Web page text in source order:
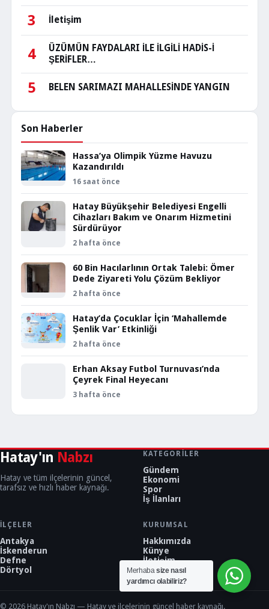
3 İletişim
4
ÜZÜMÜN FAYDALARI İLE İLGİLİ HADİS-İ
ŞERİFLER…
5 BELEN SARIMAZI MAHALLESİNDE YANGIN
Son Haberler
Hassa’ya Olimpik Yüzme Havuzu
Kazandırıldı
16 saat önce
Hatay Büyükşehir Belediyesi Engelli
Cihazları Bakım ve Onarım Hizmetini
Sürdürüyor
2 hafta önce
60 Bin Hacılarlının Ortak Talebi: Ömer
Dede Ziyareti Yolu Çözüm Bekliyor
2 hafta önce
Hatay’da Çocuklar İçin ‘Mahallemde
Şenlik Var’ Etkinliği
2 hafta önce
Erhan Aksay Futbol Turnuvası’nda
Çeyrek Final Heyecanı
3 hafta önce
Hatay'ın Nabzı
Hatay ve tüm ilçelerinin güncel,
tarafsız ve hızlı haber kaynağı.
KATEGORILER
Gündem
Ekonomi
Spor
İş İlanları
İLÇELER
Antakya
İskenderun
Defne
Dörtyol
KURUMSAL
Hakkımızda
Künye
İletişim
© 2026 Hatay'ın Nabzı — Hatay ve ilçelerinin güncel haber kaynağı.
Merhabasize nasıl
yardımcı olabiliriz?